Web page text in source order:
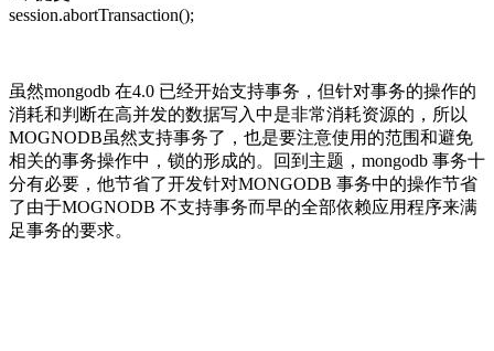
session.abortTransaction();
虽然mongodb 在4.0 已经开始支持事务，但针对事务的操作的
消耗和判断在高并发的数据写入中是非常消耗资源的，所以
MOGNODB虽然支持事务了，也是要注意使用的范围和避免
相关的事务操作中，锁的形成的。回到主题，mongodb 事务十
分有必要，他节省了开发针对MONGODB 事务中的操作节省
了由于MOGNODB 不支持事务而早的全部依赖应用程序来满
足事务的要求。